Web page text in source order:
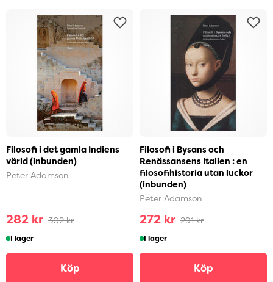
Filosofi i det gamla Indiens
värld (inbunden)
Peter Adamson
282 kr 302 kr
I lager
Köp
Filosofi i Bysans och
Renässansens Italien : en
filosofihistoria utan luckor
(inbunden)
Peter Adamson
272 kr 291 kr
I lager
Köp